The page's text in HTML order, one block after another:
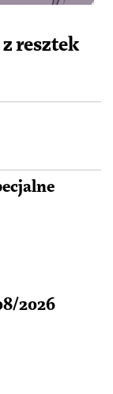
2026
resztek